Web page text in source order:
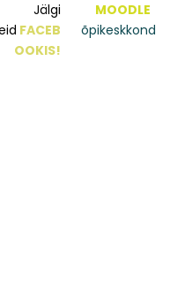
Jälgi
FACEB
OOKIS!
MOODLE
õpikeskkond